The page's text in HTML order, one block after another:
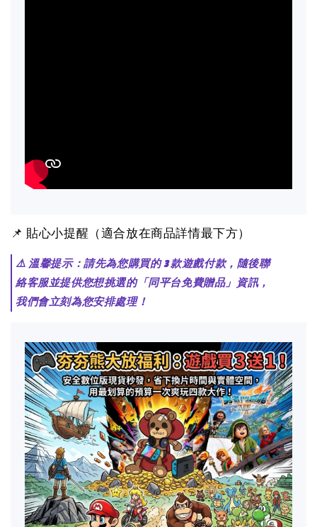
📌 貼心小提醒（適合放在商品詳情最下方）
⚠️ 溫馨提示：請先為您購買的 3 款遊戲付款，隨後聯
絡客服並提供您想挑選的「同平台免費贈品」資訊，
我們會立刻為您安排處理！